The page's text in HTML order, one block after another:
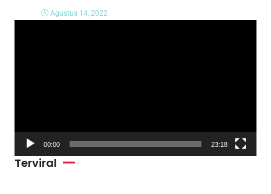
Agustus 14, 2022
d
00:00 23:18
Terviral